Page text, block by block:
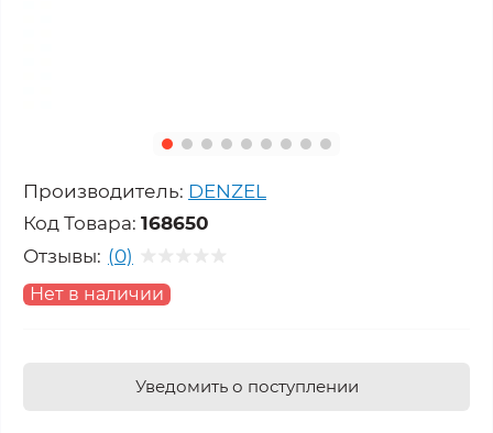
Производитель: DENZEL
Код Товара: 168650
Отзывы: (0)
Нет в наличии
Уведомить о поступлении